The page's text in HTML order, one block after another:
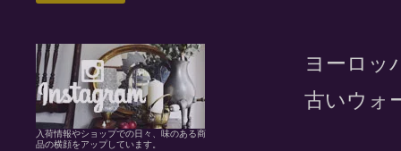
ヨーロッ
古いウォ
入荷情報やショップでの日々、味のある商
品の横顔をアップしています。